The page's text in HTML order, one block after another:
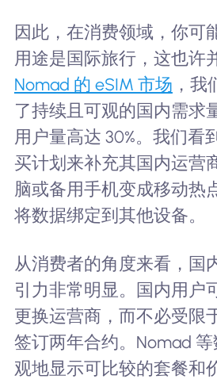
因此，在消费领域，你可
用途是国际旅行，这也许
Nomad 的 eSIM 市场 ，我
了持续且可观的国内需
用户量高达 30%。我们看
买计划来补充其国内运营
脑或备用手机变成移动热
将数据绑定到其他设备。
从消费者的角度来看，国
引力非常明显。国内用户
更换运营商，而不必受限
签订两年合约。Nomad
观地显示可比较的套餐和